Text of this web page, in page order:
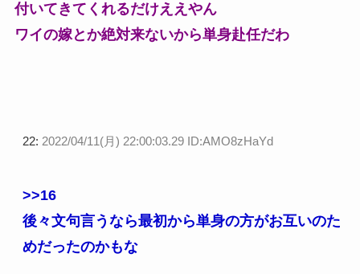
付いてきてくれるだけええやん
ワイの嫁とか絶対来ないから単身赴任だわ
22: 2022/04/11(月) 22:00:03.29 ID:AMO8zHaYd
>>16
後々文句言うなら最初から単身の方がお互いのた
めだったのかもな